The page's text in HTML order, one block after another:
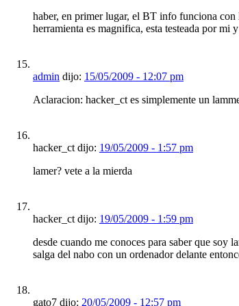
haber, en primer lugar, el BT info funciona con
herramienta es magnifica, esta testeada por mi
admin dijo: 15/05/2009 - 12:07 pm
Aclaracion: hacker_ct es simplemente un
hacker_ct dijo: 19/05/2009 - 1:57 pm
lamer? vete a la mierda
hacker_ct dijo: 19/05/2009 - 1:59 pm
desde cuando me conoces para saber que soy
salga del nabo con un ordenador delante
gato7 dijo: 20/05/2009 - 12:57 pm